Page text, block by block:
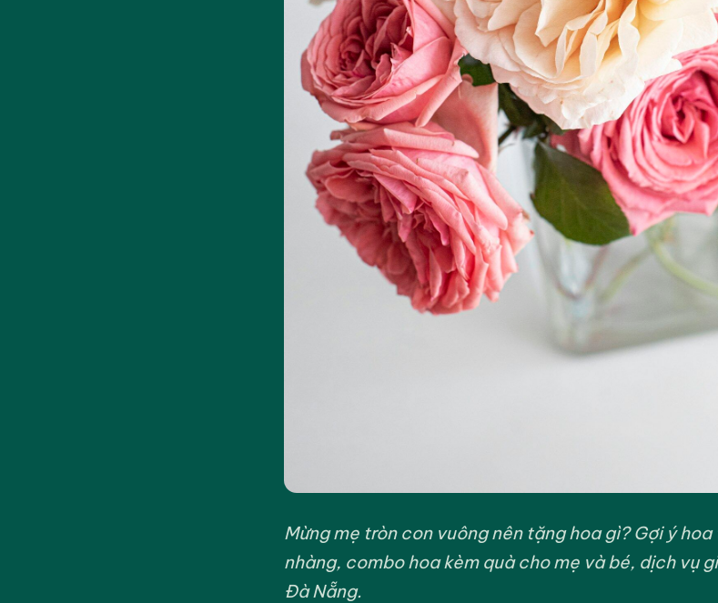
Mừng mẹ tròn con vuông nên tặng hoa gì? Gợi ý
nhàng, combo hoa kèm quà cho mẹ và bé, dịch vụ
Đà Nẵng.